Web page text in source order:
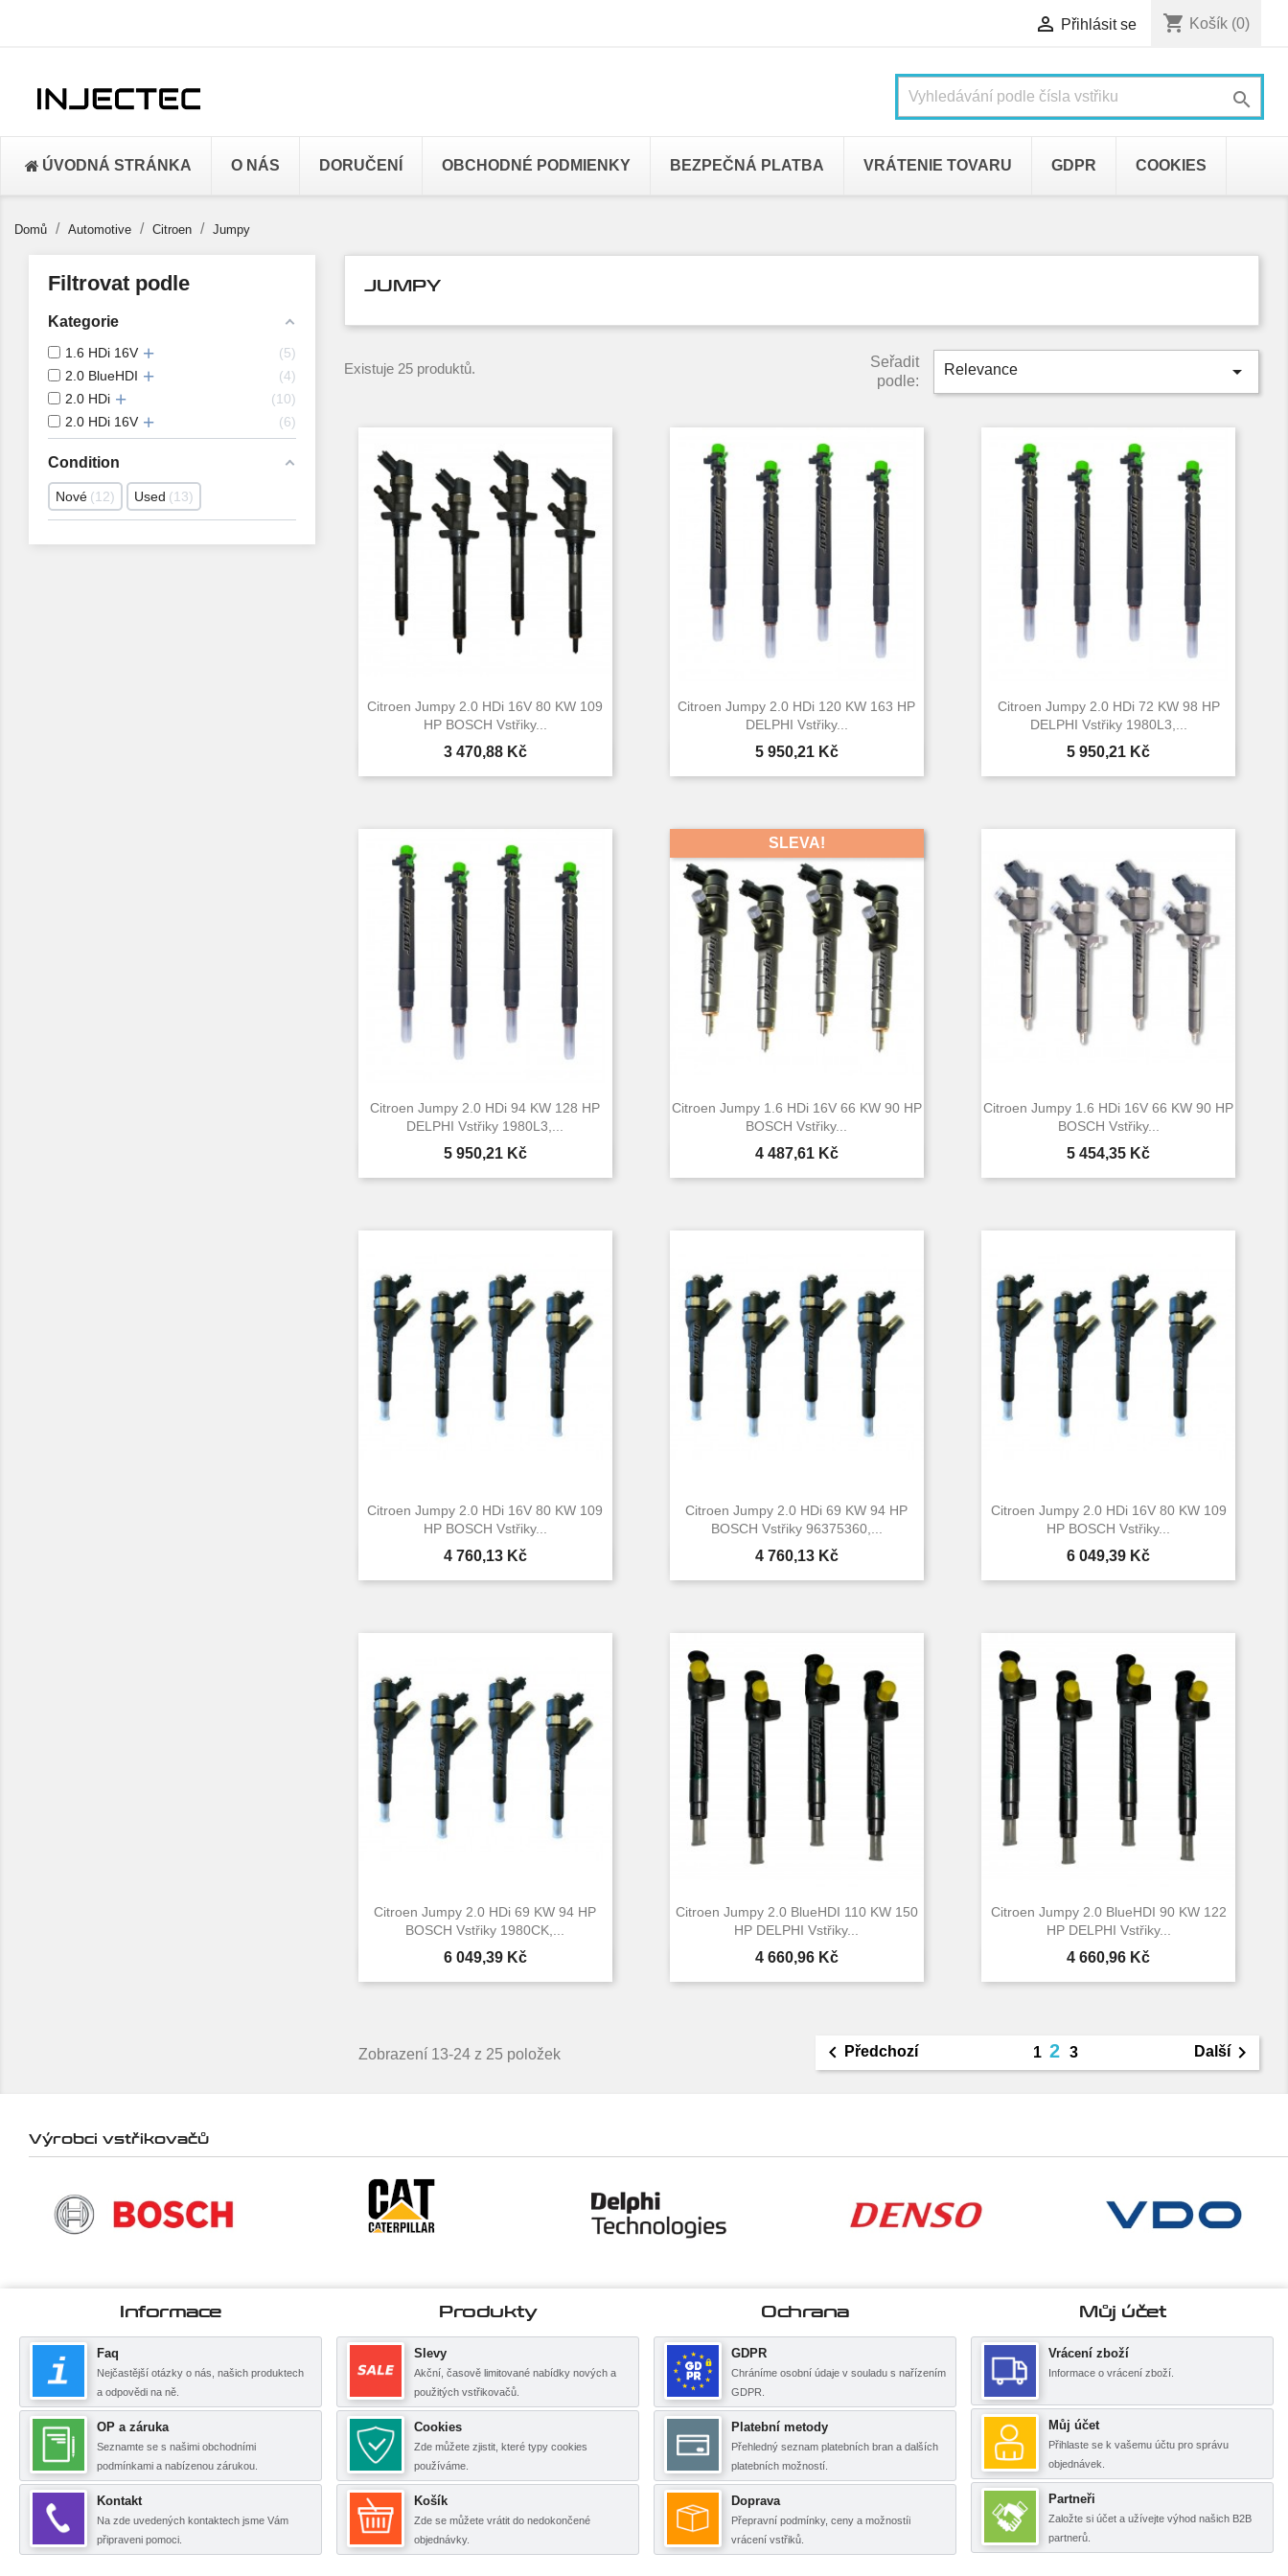
 Přihlásit se shopping_cart Košík (0)

ÚVODNÁ STRÁNKA O NÁS DORUČENÍ OBCHODNÉ PODMIENKY BEZPEČNÁ PLATBA VRÁTENIE TOVARU GDPR COOKIES
Domů Automotive Citroen Jumpy
Filtrovat podle
Kategorie
1.6 HDi 16V
5
2.0 BlueHDI
4
2.0 HDi
10
2.0 HDi 16V
6
Condition
Nové 12 Used 13
JUMPY
Existuje 25 produktů.
Seřadit
podle:
Relevance 
Citroen Jumpy 2.0 HDi 16V 80 KW 109
HP BOSCH Vstřiky...
Cena
3 470,88 Kč
 Rychlý náhled
Citroen Jumpy 2.0 HDi 120 KW 163 HP
DELPHI Vstřiky...
Cena
5 950,21 Kč
 Rychlý náhled
Citroen Jumpy 2.0 HDi 72 KW 98 HP
DELPHI Vstřiky 1980L3,...
Cena
5 950,21 Kč
 Rychlý náhled
Citroen Jumpy 2.0 HDi 94 KW 128 HP
DELPHI Vstřiky 1980L3,...
Cena
5 950,21 Kč
Rychlý náhled
Citroen Jumpy 1.6 HDi 16V 66 KW 90 HP
BOSCH Vstřiky...
Cena
4 487,61 Kč
SLEVA!
Rychlý náhled
Citroen Jumpy 1.6 HDi 16V 66 KW 90 HP
BOSCH Vstřiky...
Cena
5 454,35 Kč
Rychlý náhled
Citroen Jumpy 2.0 HDi 16V 80 KW 109
HP BOSCH Vstřiky...
Cena
4 760,13 Kč
Rychlý náhled
Citroen Jumpy 2.0 HDi 69 KW 94 HP
BOSCH Vstřiky 96375360,...
Cena
4 760,13 Kč
Rychlý náhled
Citroen Jumpy 2.0 HDi 16V 80 KW 109
HP BOSCH Vstřiky...
Cena
6 049,39 Kč
 Rychlý náhled
Citroen Jumpy 2.0 HDi 69 KW 94 HP
BOSCH Vstřiky 1980CK,...
Cena
6 049,39 Kč
 Rychlý náhled
Citroen Jumpy 2.0 BlueHDI 110 KW 150
HP DELPHI Vstřiky...
Cena
4 660,96 Kč
Rychlý náhled
Citroen Jumpy 2.0 BlueHDI 90 KW 122
HP DELPHI Vstřiky...
Cena
4 660,96 Kč
Rychlý náhled
Zobrazení 13-24 z 25 položek  Předchozí 1 2 3 Další
Výrobci vstřikovačů
Informace
Faq
Nejčastější otázky o nás, našich produktech
a odpovědi na ně.
OP a záruka
Seznamte se s našimi obchodními
podmínkami a nabízenou zárukou.
Kontakt
Na zde uvedených kontaktech jsme Vám
připraveni pomoci.
Produkty
Slevy
Akční, časově limitované nabídky nových a
použitých vstřikovačů.
Cookies
Zde můžete zjistit, které typy cookies
používáme.
Košík
Zde se můžete vrátit do nedokončené
objednávky.
Ochrana
GDPR
Chráníme osobní údaje v souladu s nařízením
GDPR.
Platební metody
Přehledný seznam platebních bran a dalších
platebních možností.
Doprava
Přepravní podmínky, ceny a možnostíi
vrácení vstřiků.
Můj účet
Vrácení zboží
Informace o vrácení zboží.
Můj účet
Přihlaste se k vašemu účtu pro správu
objednávek.
Partneři
Založte si účet a užívejte výhod našich B2B
partnerů.